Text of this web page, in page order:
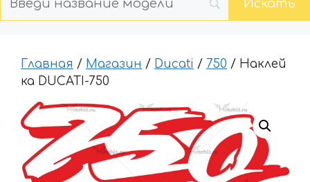
Главная / Магазин / Ducati / 750 / Наклей
ка DUCATI-750